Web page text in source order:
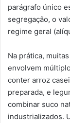
parágrafo único
segregação, o
regime geral
Na prática,
envolvem
conter arroz
preparada, e
combinar suco
industrializados.